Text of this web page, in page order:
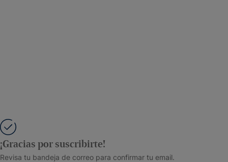
¡Gracias por suscribirte!
Revisa tu bandeja de correo para confirmar tu email.